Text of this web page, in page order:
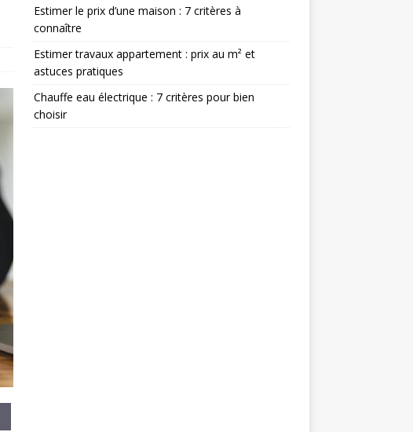
Estimer le prix d’une maison : 7 critères à
connaître
Estimer travaux appartement : prix au m² et
astuces pratiques
Chauffe eau électrique : 7 critères pour bien
choisir